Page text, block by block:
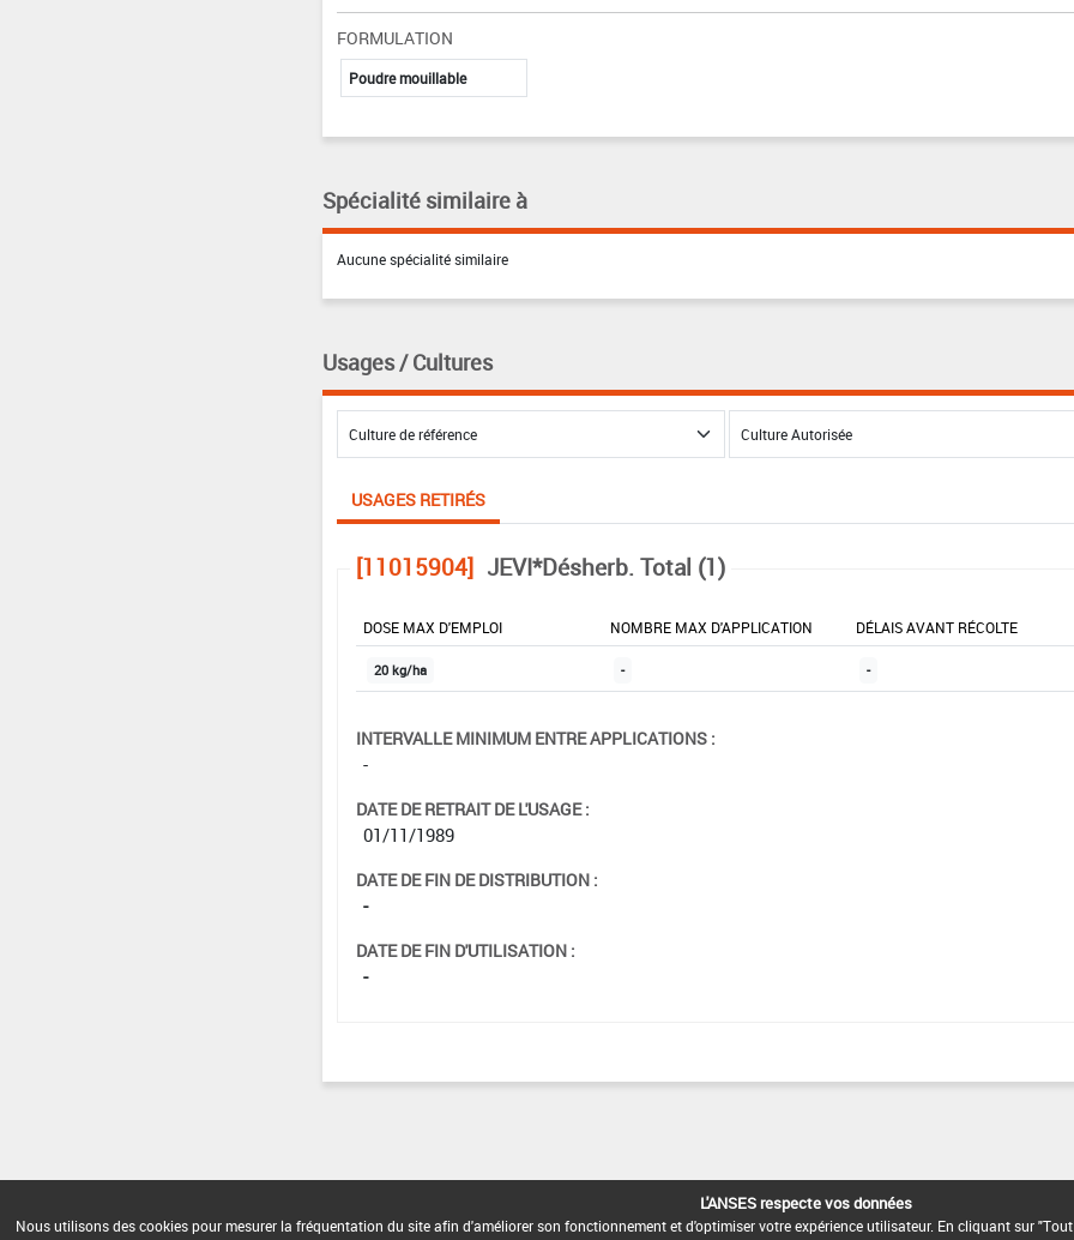
FORMULATION
Poudre mouillable
Spécialité similaire à
Aucune spécialité similaire
Usages / Cultures
USAGES RETIRÉS
[11015904] JEVI*Désherb. Total (1)
DOSE MAX D'EMPLOI NOMBRE MAX D'APPLICATION DÉLAIS AVANT RÉCOLTE
20 kg/ha - -
INTERVALLE MINIMUM ENTRE APPLICATIONS :
-
DATE DE RETRAIT DE L'USAGE :
01/11/1989
DATE DE FIN DE DISTRIBUTION :
-
DATE DE FIN D'UTILISATION :
-
L'ANSES respecte vos données
Nous utilisons des cookies pour mesurer la fréquentation du site afin d'améliorer son fonctionnement et d'optimiser votre expérience utilisateur. En cliquant sur